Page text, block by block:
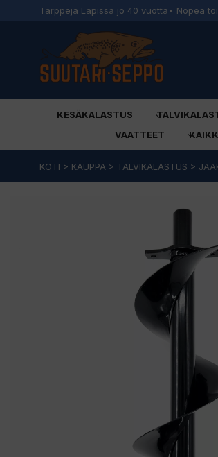
Tärppejä Lapissa jo 40 vuotta• Nopea
KESÄKALASTUS
VAATTEET
sisältöön
KOTI > KAUPPA > TALVIKALASTUS >